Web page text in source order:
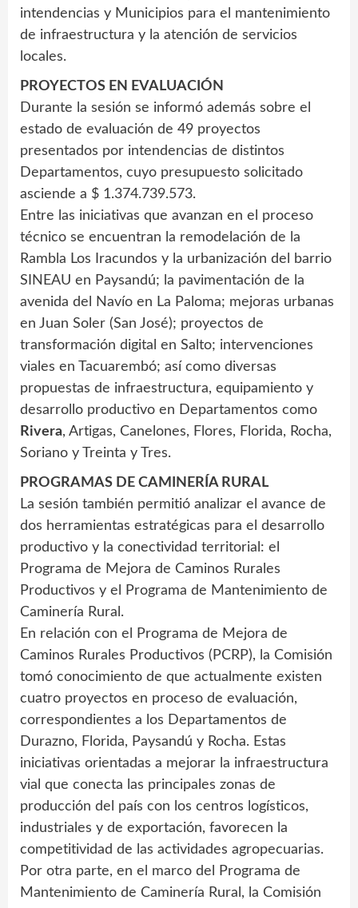
intendencias y Municipios para el mantenimiento
de infraestructura y la atención de servicios
locales.
PROYECTOS EN EVALUACIÓN
Durante la sesión se informó además sobre el
estado de evaluación de 49 proyectos
presentados por intendencias de distintos
Departamentos, cuyo presupuesto solicitado
asciende a $ 1.374.739.573.
Entre las iniciativas que avanzan en el proceso
técnico se encuentran la remodelación de la
Rambla Los Iracundos y la urbanización del barrio
SINEAU en Paysandú; la pavimentación de la
avenida del Navío en La Paloma; mejoras urbanas
en Juan Soler (San José); proyectos de
transformación digital en Salto; intervenciones
viales en Tacuarembó; así como diversas
propuestas de infraestructura, equipamiento y
desarrollo productivo en Departamentos como
Rivera, Artigas, Canelones, Flores, Florida, Rocha,
Soriano y Treinta y Tres.
PROGRAMAS DE CAMINERÍA RURAL
La sesión también permitió analizar el avance de
dos herramientas estratégicas para el desarrollo
productivo y la conectividad territorial: el
Programa de Mejora de Caminos Rurales
Productivos y el Programa de Mantenimiento de
Caminería Rural.
En relación con el Programa de Mejora de
Caminos Rurales Productivos (PCRP), la Comisión
tomó conocimiento de que actualmente existen
cuatro proyectos en proceso de evaluación,
correspondientes a los Departamentos de
Durazno, Florida, Paysandú y Rocha. Estas
iniciativas orientadas a mejorar la infraestructura
vial que conecta las principales zonas de
producción del país con los centros logísticos,
industriales y de exportación, favorecen la
competitividad de las actividades agropecuarias.
Por otra parte, en el marco del Programa de
Mantenimiento de Caminería Rural, la Comisión